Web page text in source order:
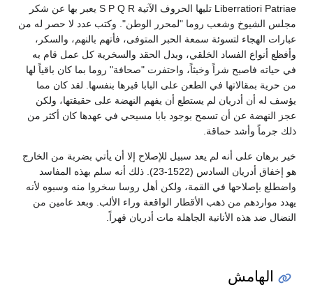
Liberratiori Patriae تليها الحروف الآتية S P Q R يعبر بها عن شكر
مجلس الشيوخ وشعب روما "لمحرر الوطن". وكتب عدد لا حصر له من
عبارات الهجاء لتسوئة سمعة الحبر المتوفى، فأتهم بالنهم، والسكر،
وأفظع أنواع الفساد الخلقي، وبدل الحقد والسخرية كل عمل قام به
في حياته فاصبح شراً وخبثاً، واحتفرت "صحافة" روما بما كان باقياً لها
من حرية بمقالاتها في الطعن على البابا قبرها بنفسها. لقد كان مما
يؤسف له أن أدريان لم يستطع أن يفهم النهضة على حقيقتها، ولكن
عجز النهضة عن أن تسمح بوجود بابا مسيحي في عهدها كان أكثر من
ذلك جرماً وأشد حماقة.
خير برهان على أنه لم يعد سبيل للإصلاح إلا أن يأتي بضربة من الخارج
هو إخفاق أدريان السادس (1522-23). ذلك أنه سلم بهذه المفاسد
واضطلع بإصلاحها في القمة، ولكن أهل روسا سخروا منه وسبوه لأنه
يهدد مواردهم من ذهب الأقطار الواقعة وراء الألب. وبعد عامين من
النضال ضد هذه الأنانية الجاهلة مات أدريان قهراً.
الهامش